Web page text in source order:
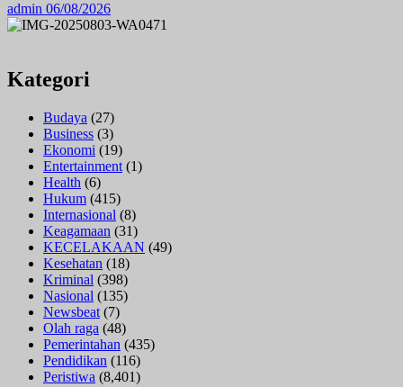
admin 06/08/2026
Kategori
Budaya (27)
Business (3)
Ekonomi (19)
Entertainment (1)
Health (6)
Hukum (415)
Internasional (8)
Keagamaan (31)
KECELAKAAN (49)
Kesehatan (18)
Kriminal (398)
Nasional (135)
Newsbeat (7)
Olah raga (48)
Pemerintahan (435)
Pendidikan (116)
Peristiwa (8,401)